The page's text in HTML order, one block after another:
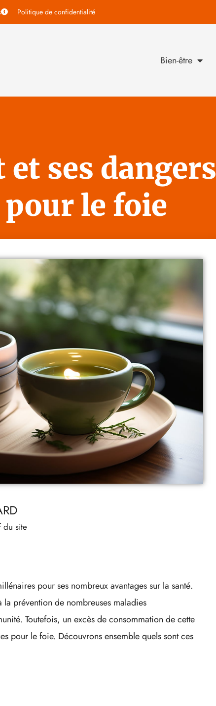
Politique de confidentialité
Bien-être
ses dangers
le foie
du site
pour ses nombreux avantages sur la santé.
prévention de nombreuses maladies
Toutefois, un excès de consommation de cette
pour le foie. Découvrons ensemble quels sont ces